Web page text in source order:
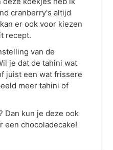
cranberry's altijd
er ook voor kiezen
recept.
van de
je dat de tahini wat
juist een wat frissere
meer tahini of
Dan kun je deze ook
een chocoladecake!